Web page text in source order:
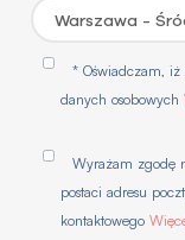
Warszawa -
* Oświadczam, iż
danych osobowych
Wyrażam zgodę
postaci adresu
kontaktowego